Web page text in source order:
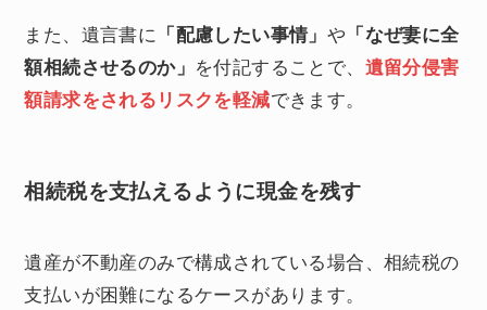
また、遺言書に 「配慮したい事情」 や 「なぜ妻に全
額相続させるのか」 を付記することで、 遺留分侵害
額請求をされるリスクを軽減できます。
相続税を支払えるように現金を残す
遺産が不動産のみで構成されている場合、相続税の
支払いが困難になるケースがあります。